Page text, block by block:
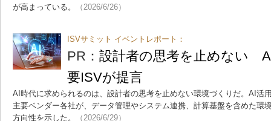
が高まっている。
（2026/6/26）
ISVサミット イベントレポート：
PR： 設計者の思考を止めない
要ISVが提言
AI時代に求められるのは、設計者の思考を止めない環境づくりだ。AI活
主要ベンダー各社が、データ管理やシステム連携、計算基盤を含めた環
方向性を示した。
（2026/6/29）